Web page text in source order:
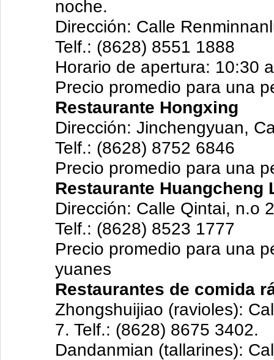
noche.
Dirección: Calle
Telf.: (8628) 8551 1888
Horario de apertura: 10:30
Precio promedio para una
Restaurante Hongxing
Dirección: Jinchengyuan,
Telf.: (8628) 8752 6846
Precio promedio para una
Restaurante Huangcheng
Dirección: Calle Qintai, n.o
Telf.: (8628) 8523 1777
Precio promedio para una
yuanes
Restaurantes de comida
Zhongshuijiao (ravioles):
7. Telf.: (8628) 8675 3402.
Dandanmian (tallarines):